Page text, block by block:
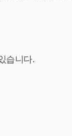
습니다.